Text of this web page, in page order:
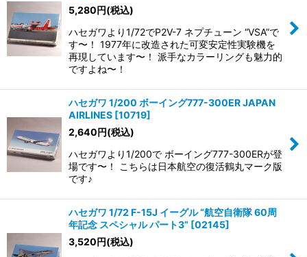
5,280円(税込)
ハセガワより1/72でP2V-7 ネプチューン “VSA”で
す〜！ 1977年に改造された可変安定性実験機を
再現しています〜！ 派手なカラーリングも魅力的
ですよね〜！
ハセガワ 1/200 ボーイング777-300ER JAPAN
AIRLINES [10719]
2,640円(税込)
ハセガワより1/200で ボーイング777-300ERが登
場です〜！ こちらは日本航空の復活鶴丸マーク版
です♪
ハセガワ 1/72 F-15J イーグル “航空自衛隊 60周
年記念 スペシャル パート3” [02145]
3,520円(税込)